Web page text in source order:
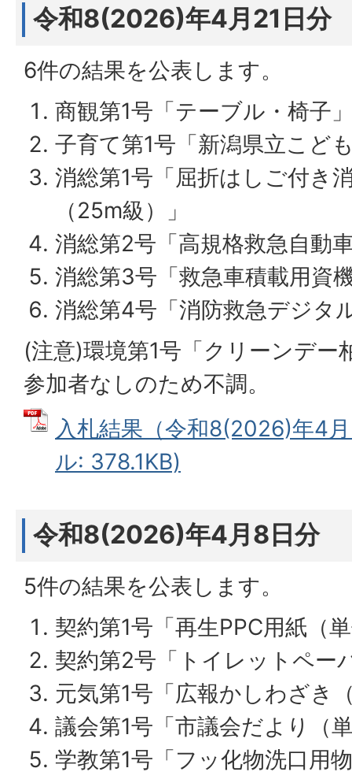
令和8(2026)年4月21日分
6件の結果を公表します。
商観第1号「テーブル・椅子
子育て第1号「新潟県立こど
消総第1号「屈折はしご付き
（25m級）」
消総第2号「高規格救急自動
消総第3号「救急車積載用資
消総第4号「消防救急デジタ
(注意)環境第1号「クリーンデー
参加者なしのため不調。
入札結果（令和8(2026)年4
ル: 378.1KB)
令和8(2026)年4月8日分
5件の結果を公表します。
契約第1号「再生PPC用紙（
契約第2号「トイレットペー
元気第1号「広報かしわざき
議会第1号「市議会だより（
学教第1号「フッ化物洗口用